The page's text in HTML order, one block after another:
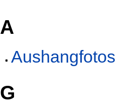
A
Aushangfotos
G